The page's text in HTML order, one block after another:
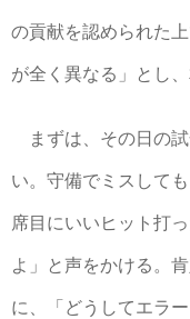
の貢献を認められた
が全く異なる」とし
まずは、その日の試
い。守備でミスして
席目にいいヒット打
よ」と声をかける。
に、「どうしてエラ